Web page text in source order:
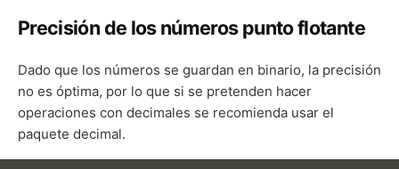
Precisión de los números punto flotante
Dado que los números se guardan en binario, la precisión
no es óptima, por lo que si se pretenden hacer
operaciones con decimales se recomienda usar el
paquete decimal.